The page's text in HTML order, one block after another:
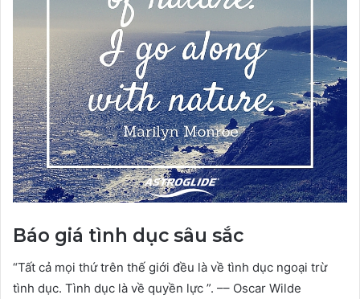
Báo giá tình dục sâu sắc
“Tất cả mọi thứ trên thế giới đều là về tình dục ngoại trừ
tình dục. Tình dục là về quyền lực ”. –– Oscar Wilde